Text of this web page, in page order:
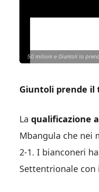
50 milioni e Giuntoli lo
Giuntoli prende il
La qualificazione
Mbangula che nei
2-1. I bianconeri
Settentrionale